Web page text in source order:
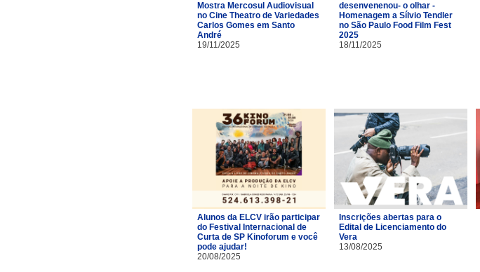
Mostra Mercosul Audiovisual
no Cine Theatro de Variedades
Carlos Gomes em Santo
André
19/11/2025
desenvenenou- o olhar -
Homenagem a Sílvio Tendler
no São Paulo Food Film Fest
2025
18/11/2025
Alunos da ELCV irão participar
do Festival Internacional de
Curta de SP Kinoforum e você
pode ajudar!
20/08/2025
Inscrições abertas para o
Edital de Licenciamento do
Vera
13/08/2025